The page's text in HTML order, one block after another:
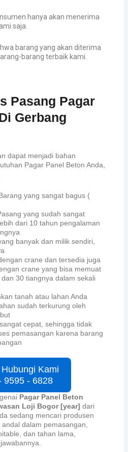
hanya akan menerima
saja.
barang yang akan diterima
barang terbaik kami.
Pasang Pagar
Gerbang
dapat menjadi bahan
Pagar Panel Beton Anda,
yang sangat bagus (
yang sudah sangat
dari 10 tahun pengalaman
banyak dan milik sendiri,
crane dan tersedia juga
crane yang bisa memuat
30 tiangnya dalam sekali
tanah atau lahan Anda
sudah terkurung oleh
cepat, sehingga tidak
pemasangan karena barang
Kami
9595 - 6828
Pagar Panel Beton
Loji Bogor [year] dari
sedang mencari produsen
dalam pemasangan,
dan tahan lama,